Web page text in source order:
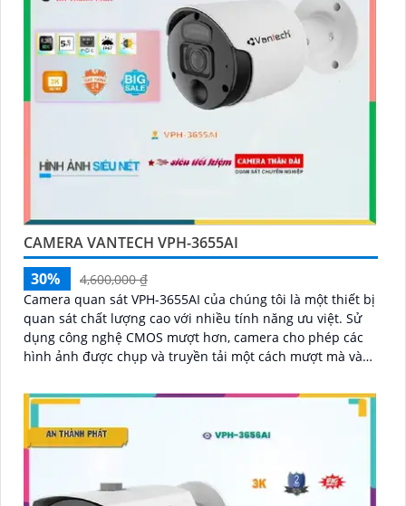
CAMERA VANTECH VPH-3655AI
30%
4,600,000 ₫
Camera quan sát VPH-3655AI của chúng tôi là một thiết bị
quan sát chất lượng cao với nhiều tính năng ưu việt. Sử
dụng công nghệ CMOS mượt hơn, camera cho phép các
hình ảnh được chụp và truyền tải một cách mượt mà và